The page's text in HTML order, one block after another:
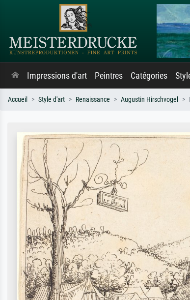
Impressions d'art Peintres Catégories
Accueil Style d'art Renaissance Augustin Hirschvogel